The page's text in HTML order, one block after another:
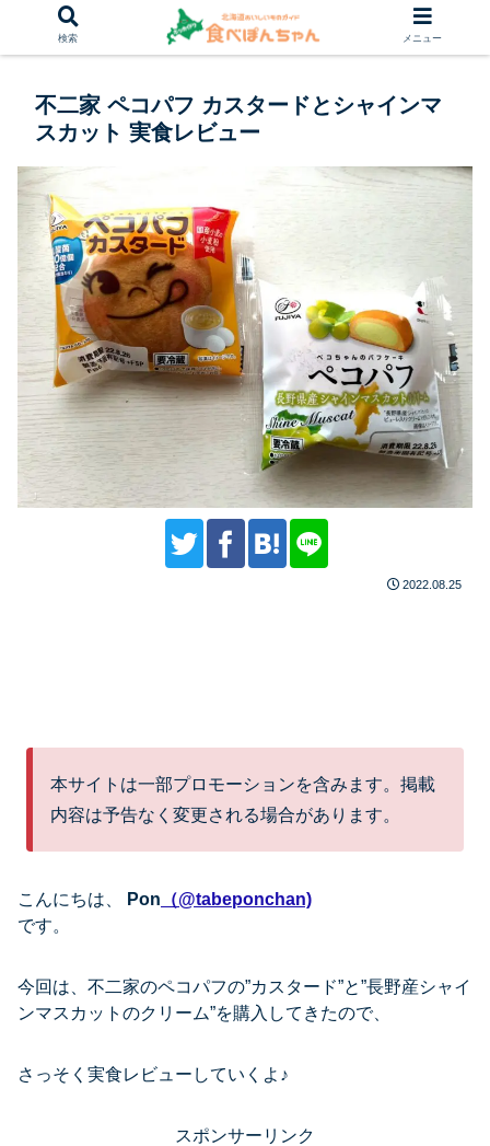
不二家 ペコパフ カスタードとシャインマ
スカット 実食レビュー
2022.08.25
本サイトは一部プロモーションを含みます。掲載
内容は予告なく変更される場合があります。
こんにちは、 Pon （@tabeponchan)
です。
今回は、不二家のペコパフの”カスタード”と”長野産シャイ
ンマスカットのクリーム”を購入してきたので、
さっそく実食レビューしていくよ♪
スポンサーリンク
検索 メニュー